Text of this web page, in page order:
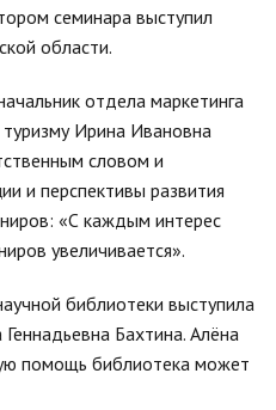
семинара выступил
области.
отдела маркетинга
Ирина Ивановна
словом и
и перспективы развития
«С каждым интерес
увеличивается».
библиотеки выступила
Бахтина. Алёна
помощь библиотека может